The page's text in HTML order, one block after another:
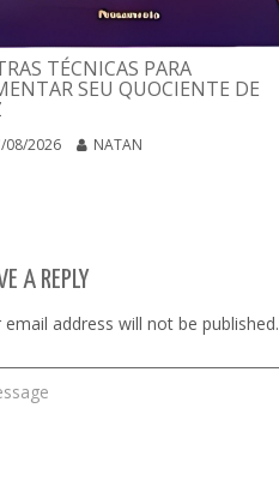
TÉCNICAS PARA
SEU QUOCIENTE DE
08/2026 NATAN
A REPLY
email address will not be published.